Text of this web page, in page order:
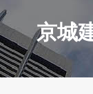
京城